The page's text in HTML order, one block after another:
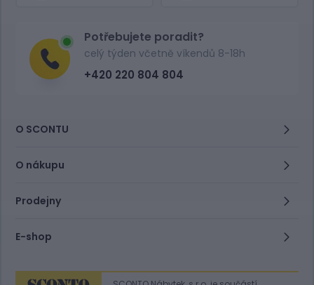
Potřebujete poradit?
celý týden včetně víkendů 8-18h
+420 220 804 804
O SCONTU
O nákupu
Prodejny
E-shop